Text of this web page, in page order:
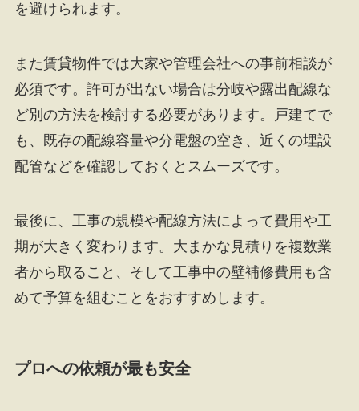
を避けられます。
また賃貸物件では大家や管理会社への事前相談が
必須です。許可が出ない場合は分岐や露出配線な
ど別の方法を検討する必要があります。戸建てで
も、既存の配線容量や分電盤の空き、近くの埋設
配管などを確認しておくとスムーズです。
最後に、工事の規模や配線方法によって費用や工
期が大きく変わります。大まかな見積りを複数業
者から取ること、そして工事中の壁補修費用も含
めて予算を組むことをおすすめします。
プロへの依頼が最も安全